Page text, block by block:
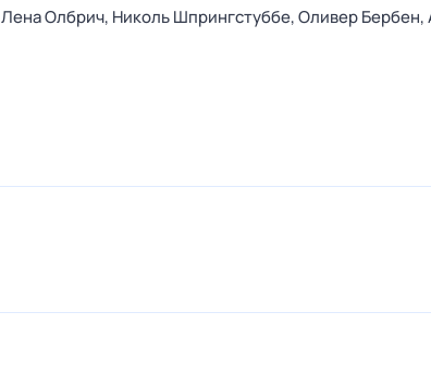
Лена Олбрич, Николь Шпрингстуббе,Оливер Бербен,